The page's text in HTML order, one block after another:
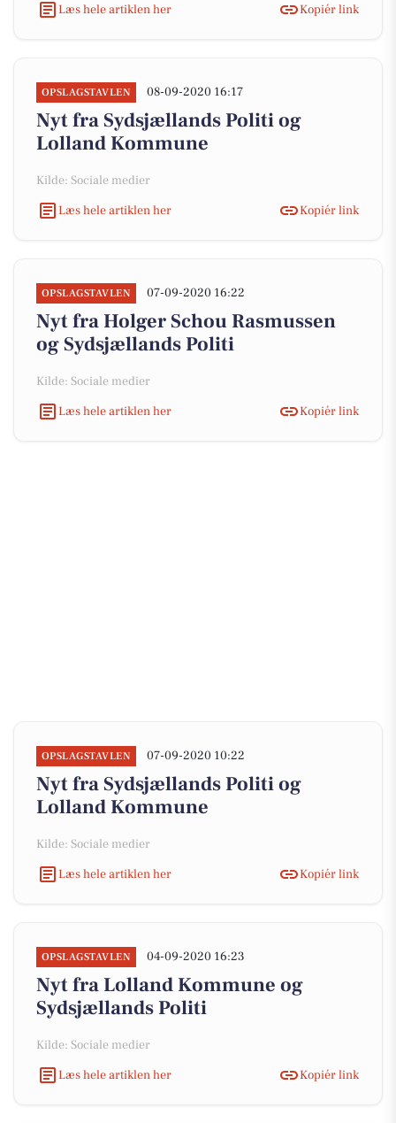
Læs hele artiklen her
Kopiér link
OPSLAGSTAVLEN 08-09-2020 16:17
Nyt fra Sydsjællands Politi og
Lolland Kommune
Kilde: Sociale medier
Læs hele artiklen her
Kopiér link
OPSLAGSTAVLEN 07-09-2020 16:22
Nyt fra Holger Schou Rasmussen
og Sydsjællands Politi
Kilde: Sociale medier
Læs hele artiklen her
Kopiér link
OPSLAGSTAVLEN 07-09-2020 10:22
Nyt fra Sydsjællands Politi og
Lolland Kommune
Kilde: Sociale medier
Læs hele artiklen her
Kopiér link
OPSLAGSTAVLEN 04-09-2020 16:23
Nyt fra Lolland Kommune og
Sydsjællands Politi
Kilde: Sociale medier
Læs hele artiklen her
Kopiér link